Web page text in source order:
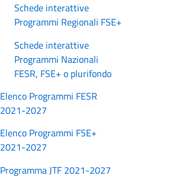
Schede interattive
Programmi Regionali FSE+
Schede interattive
Programmi Nazionali
FESR, FSE+ o plurifondo
Elenco Programmi FESR
2021-2027
Elenco Programmi FSE+
2021-2027
Programma JTF 2021-2027